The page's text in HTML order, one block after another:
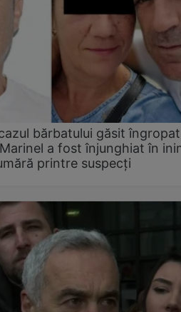
bărbatului găsit
a fost înjunghiat în
printre suspecți